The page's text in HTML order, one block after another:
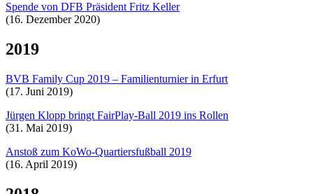
Spende von DFB Präsident Fritz Keller
(16. Dezember 2020)
2019
BVB Family Cup 2019 – Familienturnier in Erfurt
(17. Juni 2019)
Jürgen Klopp bringt FairPlay-Ball 2019 ins Rollen
(31. Mai 2019)
Anstoß zum KoWo-Quartiersfußball 2019
(16. April 2019)